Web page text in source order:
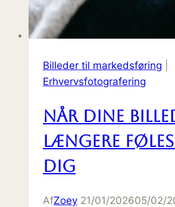
Billeder til markedsføring
Erhvervsfotografering
Når dine
længere føles
dig
AfZoey 21/01/202605/02/